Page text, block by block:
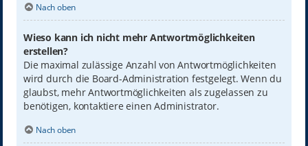
Nach oben
Wieso kann ich nicht mehr Antwortmöglichkeiten
erstellen?
Die maximal zulässige Anzahl von Antwortmöglichkeiten
wird durch die Board-Administration festgelegt. Wenn du
glaubst, mehr Antwortmöglichkeiten als zugelassen zu
benötigen, kontaktiere einen Administrator.
Nach oben